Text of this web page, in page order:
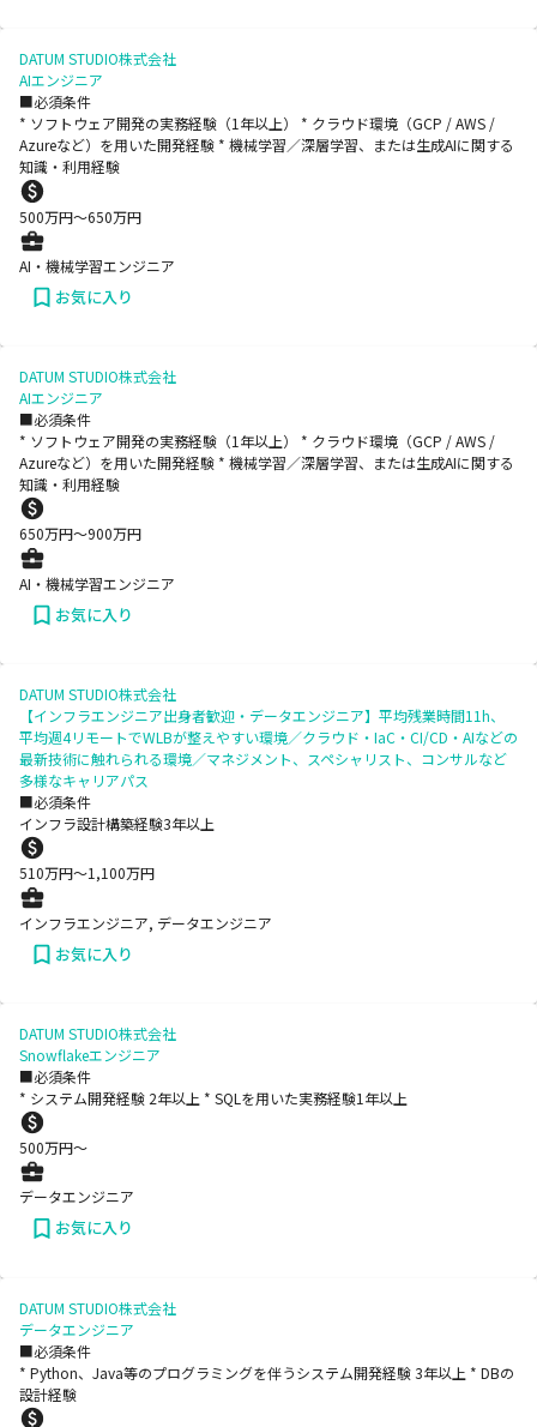
DATUM STUDIO株式会社
AIエンジニア
■必須条件
* ソフトウェア開発の実務経験（1年以上） * クラウド環境（GCP / AWS /
Azureなど）を用いた開発経験 * 機械学習／深層学習、または生成AIに関する
知識・利用経験
500万円〜650万円
AI・機械学習エンジニア
お気に入り
DATUM STUDIO株式会社
AIエンジニア
■必須条件
* ソフトウェア開発の実務経験（1年以上） * クラウド環境（GCP / AWS /
Azureなど）を用いた開発経験 * 機械学習／深層学習、または生成AIに関する
知識・利用経験
650万円〜900万円
AI・機械学習エンジニア
お気に入り
DATUM STUDIO株式会社
【インフラエンジニア出身者歓迎・データエンジニア】平均残業時間11h、
平均週4リモートでWLBが整えやすい環境／クラウド・IaC・CI/CD・AIなどの
最新技術に触れられる環境／マネジメント、スペシャリスト、コンサルなど
多様なキャリアパス
■必須条件
インフラ設計構築経験3年以上
510万円〜1,100万円
インフラエンジニア, データエンジニア
お気に入り
DATUM STUDIO株式会社
Snowflakeエンジニア
■必須条件
* システム開発経験 2年以上 * SQLを用いた実務経験1年以上
500万円〜
データエンジニア
お気に入り
DATUM STUDIO株式会社
データエンジニア
■必須条件
* Python、Java等のプログラミングを伴うシステム開発経験 3年以上 * DBの
設計経験